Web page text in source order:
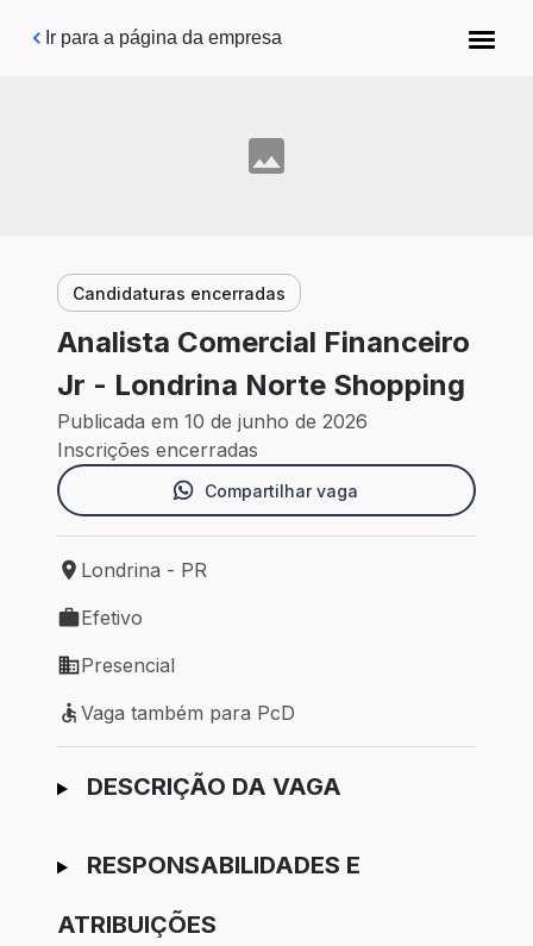
Pular para o conteúdo principal
Ir para a página da empresa
Candidaturas encerradas
Analista Comercial Financeiro
Jr - Londrina Norte Shopping
Publicada em 10 de junho de 2026
Inscrições encerradas
Compartilhar vaga
Local de trabalho: Londrina - PR
Londrina - PR
Tipo de vaga: Efetivo
Efetivo
Modelo de trabalho: Presencial
Presencial
Vaga também para PcD
Vaga também para PcD
Ir para candidatura
DESCRIÇÃO DA VAGA
RESPONSABILIDADES E
ATRIBUIÇÕES